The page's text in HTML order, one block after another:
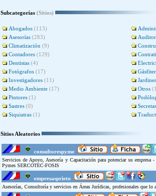
Subcategorías (Sitios)
Abogados (113)
Asesorías (283)
Climatización (9)
Contadores (129)
Dentistas (4)
Fotógrafos (17) Gásfiter
Investigadores (11)
Medio Ambiente (17) Otros
Pintores (1)
Sastres (0)
Siquiatras (1)
Sitios Aleatorios
consultorespyme
Servicios de Apoyo, Asesoría y Capacitación para potenciar su
Pymes SERCOTEC-FOSIS
empresasprieto
Asesorías, Consultoría y servicios en Áreas Jurídicas, profesionales que lo